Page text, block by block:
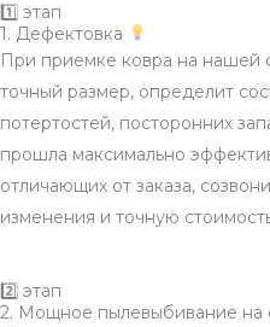
1️⃣ этап
1. Дефектовка
При приемке ковра на нашей
точный размер, определит
потертостей, посторонних
прошла максимально
отличающих от заказа,
изменения и точную
2️⃣ этап
2. Мощное пылевыбивание на